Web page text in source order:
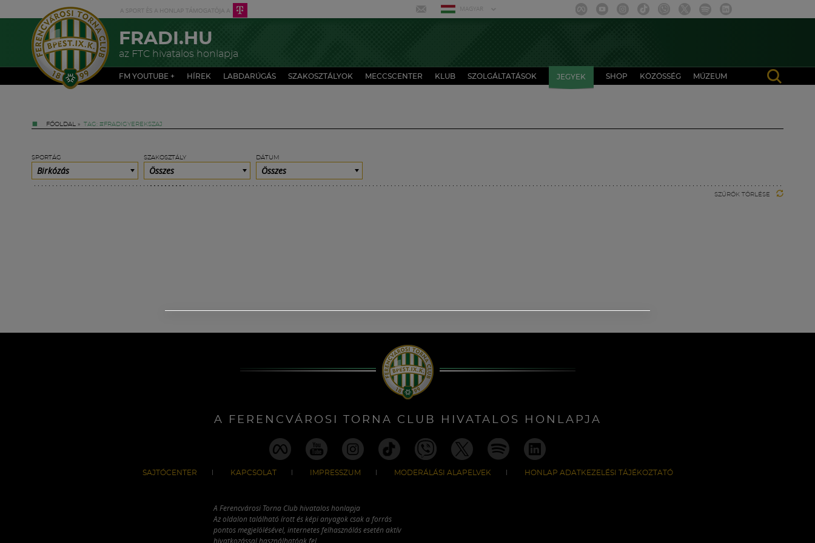
MAGYAR
FRADI.HU
az FTC hivatalos honlapja
FM YOUTUBE + HÍREK LABDARÚGÁS SZAKOSZTÁLYOK MECCSCENTER KLUB SZOLGÁLTATÁSOK JEGYEK SHOP KÖZÖSSÉG MÚZEUM
FŐOLDAL » TAG: #FRADIGYEREKSZAJ
SPORTÁG
Birkózás
SZAKOSZTÁLY
Összes
DÁTUM
Összes
SZŰRŐK TÖRLÉSE
A FERENCVÁROSI TORNA CLUB HIVATALOS HONLAPJA
SAJTÓCENTER KAPCSOLAT IMPRESSZUM MODERÁLÁSI ALAPELVEK HONLAP ADATKEZELÉSI TÁJÉKOZTATÓ
A Ferencvárosi Torna Club hivatalos honlapja
Az oldalon található írott és képi anyagok csak a forrás
pontos megjelölésével, internetes felhasználás esetén aktív
hivatkozással használhatóak fel.